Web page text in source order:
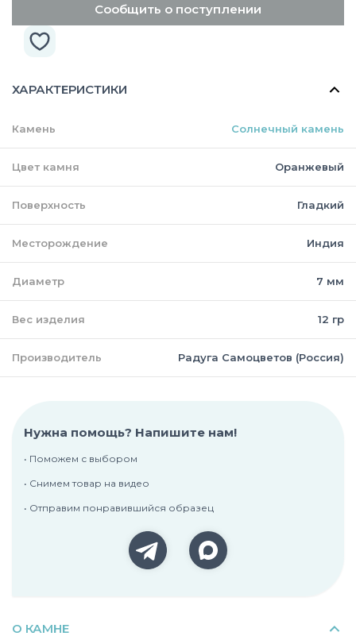
Сообщить о поступлении
ХАРАКТЕРИСТИКИ
Камень Солнечный камень
Цвет камня Оранжевый
Поверхность Гладкий
Месторождение Индия
Диаметр 7 мм
Вес изделия 12 гр
Производитель Радуга Самоцветов (Россия)
Нужна помощь? Напишите нам!
• Поможем с выбором
• Снимем товар на видео
• Отправим понравившийся образец
О КАМНЕ